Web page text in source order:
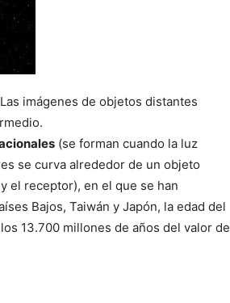
imágenes de objetos distantes
(se forman cuando la luz
se curva alrededor de un objeto
el receptor), en el que se han
Bajos, Taiwán y Japón, la edad del
13.700 millones de años del valor de